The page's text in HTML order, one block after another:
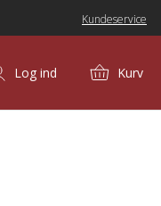
Kundeservice
Log ind Kurv